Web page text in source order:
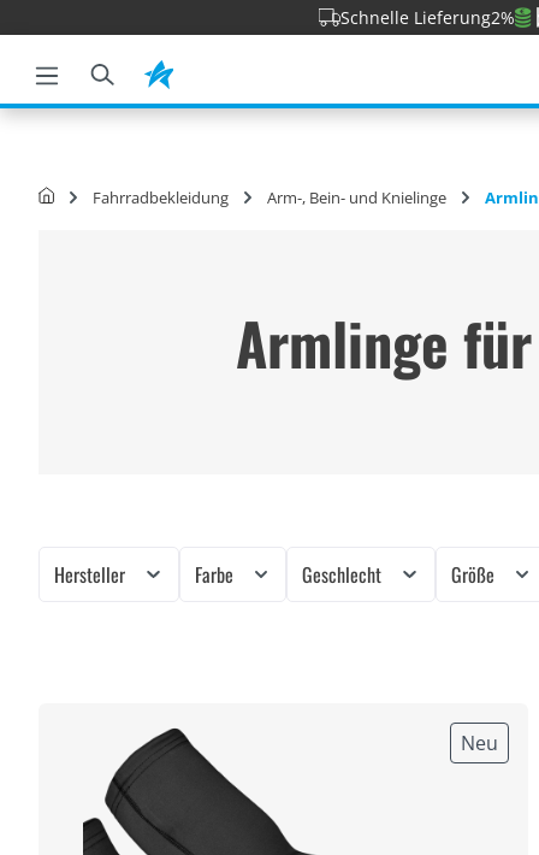
Zur Hauptnavigation springenSchnelle Lieferung2%
Fahrradbekleidung Arm-, Bein- und Knielinge
Armlinge
Hersteller Farbe Geschlecht Größe
Neu